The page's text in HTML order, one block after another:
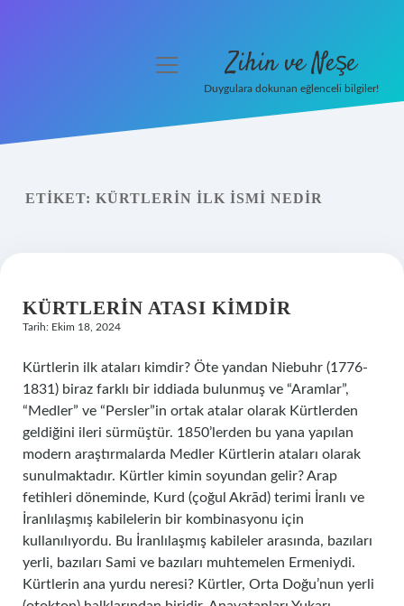
Yasal Uyarı
menüyü
Zihin ve Neşe
Duygulara dokunan eğlenceli bilgiler!
ETIKET: KÜRTLERIN ILK ISMI NEDIR
KÜRTLERIN ATASI KIMDIR
Tarih: Ekim 18, 2024
Kürtlerin ilk ataları kimdir? Öte yandan Niebuhr (1776-
1831) biraz farklı bir iddiada bulunmuş ve “Aramlar”,
“Medler” ve “Persler”in ortak atalar olarak Kürtlerden
geldiğini ileri sürmüştür. 1850’lerden bu yana yapılan
modern araştırmalarda Medler Kürtlerin ataları olarak
sunulmaktadır. Kürtler kimin soyundan gelir? Arap
fetihleri ​​döneminde, Kurd (çoğul Akrād) terimi İranlı ve
İranlılaşmış kabilelerin bir kombinasyonu için
kullanılıyordu. Bu İranlılaşmış kabileler arasında, bazıları
yerli, bazıları Sami ve bazıları muhtemelen Ermeniydi.
Kürtlerin ana yurdu neresi? Kürtler, Orta Doğu’nun yerli